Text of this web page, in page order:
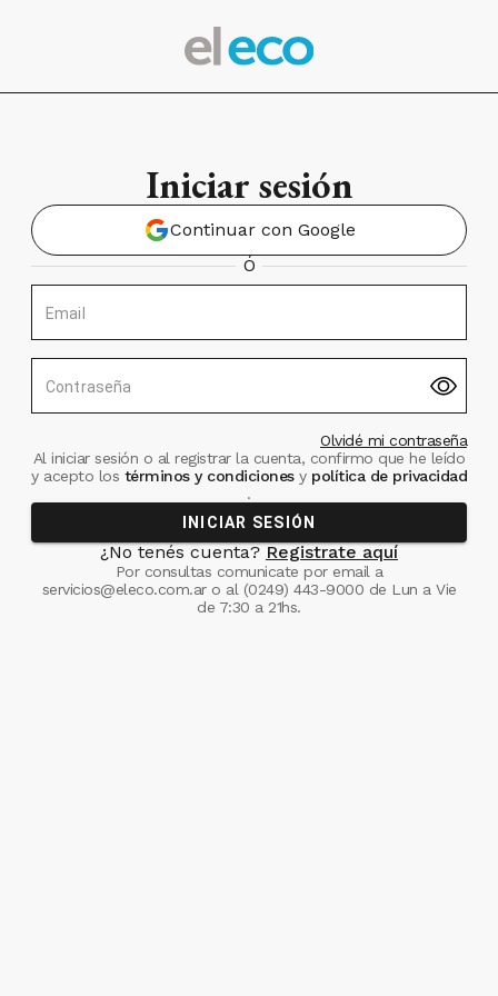
Iniciar sesión
Continuar con Google
Ó
Email
Contraseña
Olvidé mi contraseña
Al iniciar sesión o al registrar la cuenta, confirmo que he leído
y acepto los términos y condiciones ypolítica de privacidad
.
INICIAR SESIÓN
¿No tenés cuenta? Registrate aquí
Por consultas comunicate por email a
servicios@eleco.com.aro al (0249) 443-9000 de Lun a Vie
de 7:30 a 21hs.